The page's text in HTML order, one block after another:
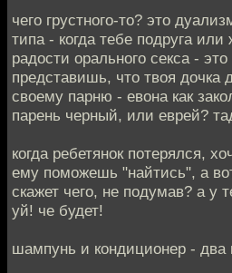
чего грустного-то? это
типа - когда тебе подруга или
радости орального секса -
представишь, что твоя дочка
своему парню - евона как
парень черный, или еврей?
когда ребетянок потерялся,
ему поможешь "найтись", а
скажет чего, не подумав? а у
уй! че будет!
шампунь и кондиционер - два